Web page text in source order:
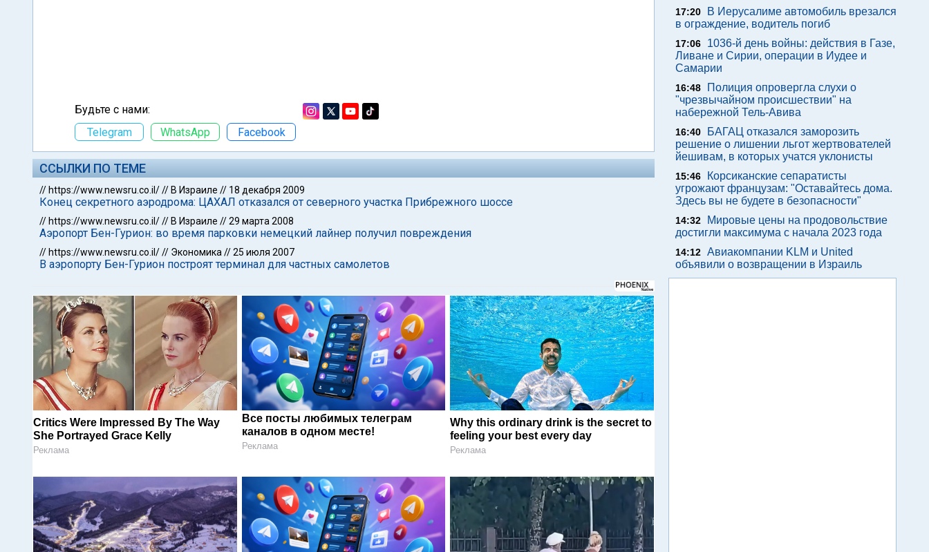
Будьте с нами:
Telegram
WhatsApp Facebook
ССЫЛКИ ПО ТЕМЕ
// https://www.newsru.co.il/// В Израиле // 18 декабря 2009
Конец секретного аэродрома: ЦАХАЛ отказался от северного участка Прибрежного шоссе
// https://www.newsru.co.il/// В Израиле //29 марта 2008
Аэропорт Бен-Гурион: во время парковки немецкий лайнер получил повреждения
// https://www.newsru.co.il/// Экономика //25 июля 2007
В аэропорту Бен-Гурион построят терминал для частных самолетов
Critics Were Impressed By The Way
She Portrayed Grace Kelly
Реклама
Все посты любимых телеграм
каналов в одном месте!
Реклама
Why this ordinary drink is the secret to
feeling your best every day
Реклама
17:20
В Иерусалиме автомобиль врезался
в ограждение, водитель погиб
17:06
1036-й день войны: действия в Газе,
Ливане и Сирии, операции в Иудее и
Самарии
16:48
Полиция опровергла слухи о
"чрезвычайном происшествии" на
набережной Тель-Авива
16:40
БАГАЦ отказался заморозить
решение о лишении льгот жертвователей
йешивам, в которых учатся уклонисты
15:46
Корсиканские сепаратисты
угрожают французам: "Оставайтесь дома.
Здесь вы не будете в безопасности"
14:32
Мировые цены на продовольствие
достигли максимума с начала 2023 года
14:12 Авиакомпании KLM и United
объявили о возвращении в Израиль